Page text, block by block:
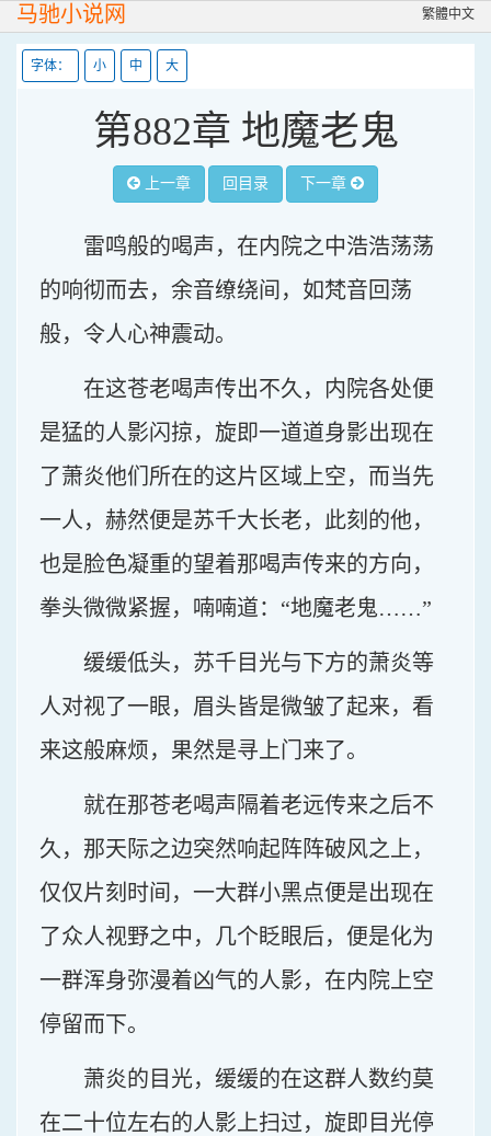
马驰小说网 繁體中文
字体： 小 中 大
第882章 地魔老鬼
上一章 回目录 下一章
雷鸣般的喝声，在内院之中浩浩荡荡
的响彻而去，余音缭绕间，如梵音回荡
般，令人心神震动。
在这苍老喝声传出不久，内院各处便
是猛的人影闪掠，旋即一道道身影出现在
了萧炎他们所在的这片区域上空，而当先
一人，赫然便是苏千大长老，此刻的他，
也是脸色凝重的望着那喝声传来的方向，
拳头微微紧握，喃喃道：“地魔老鬼……”
缓缓低头，苏千目光与下方的萧炎等
人对视了一眼，眉头皆是微皱了起来，看
来这般麻烦，果然是寻上门来了。
就在那苍老喝声隔着老远传来之后不
久，那天际之边突然响起阵阵破风之上，
仅仅片刻时间，一大群小黑点便是出现在
了众人视野之中，几个眨眼后，便是化为
一群浑身弥漫着凶气的人影，在内院上空
停留而下。
萧炎的目光，缓缓的在这群人数约莫
在二十位左右的人影上扫过，旋即目光停